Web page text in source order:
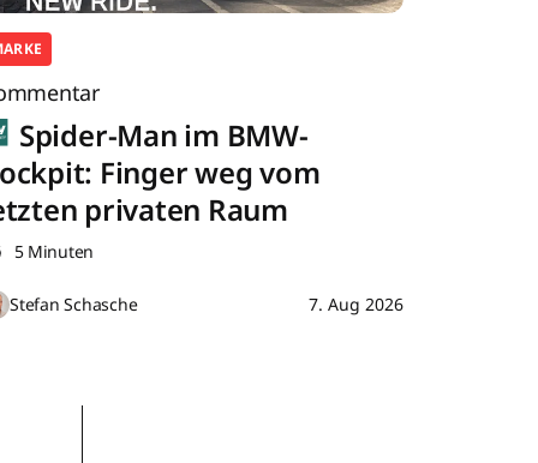
Spider-Man im BMW-
Finger weg vom
privaten Raum
5 Minuten
Stefan Schasche 7. Aug 2026